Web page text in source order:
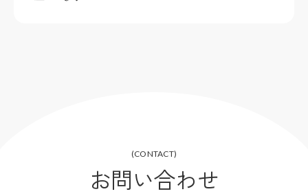
(CONTACT)
お問い合わせ